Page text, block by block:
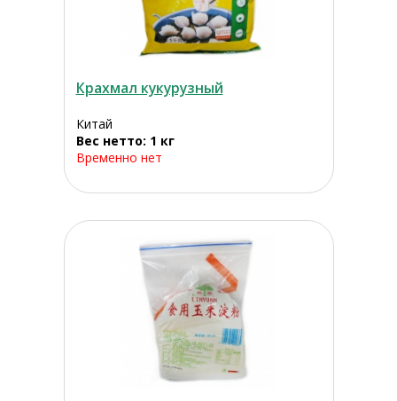
Крахмал кукурузный
Китай
Вес нетто: 1 кг
Временно нет